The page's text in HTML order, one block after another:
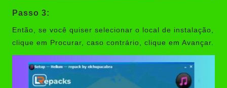
Passo 3:
Então, se você quiser selecionar o local de instalação,
clique em Procurar, caso contrário, clique em Avançar.